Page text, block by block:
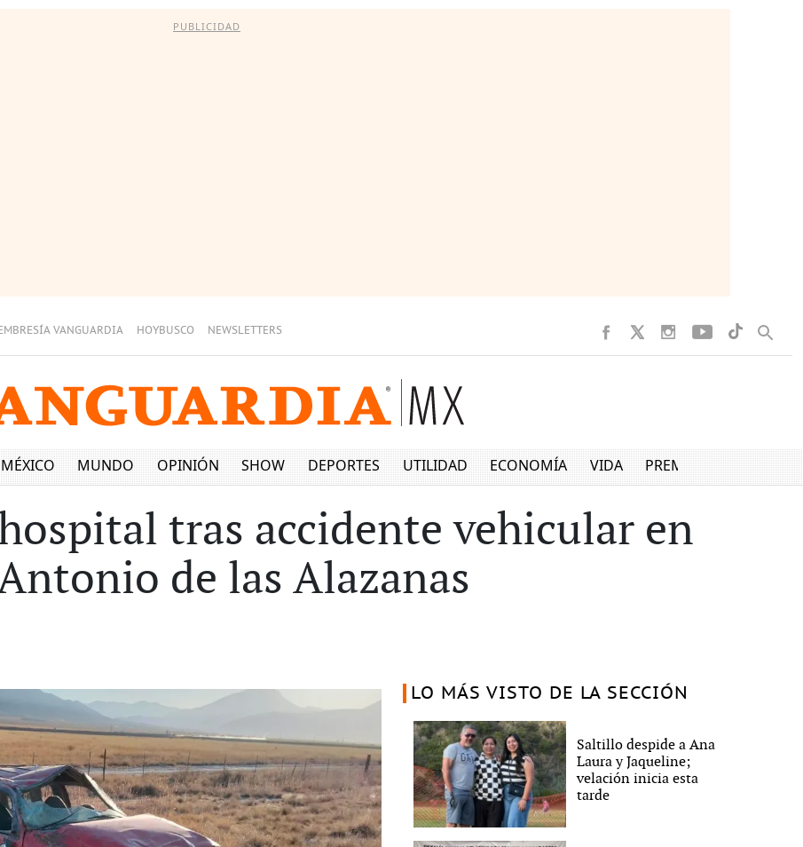
PUBLICIDAD
VANGUARDIA HOYBUSCO NEWSLETTERS
MÉXICO MUNDO OPINIÓN SHOW DEPORTES UTILIDAD ECONOMÍA VIDA PREMIUM
tras accidente vehicular en
de las Alazanas
LO MÁS VISTO DE LA SECCIÓN
Saltillo despide a Ana
Laura y Jaqueline;
velación inicia esta
tarde